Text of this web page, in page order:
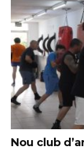
Nou club